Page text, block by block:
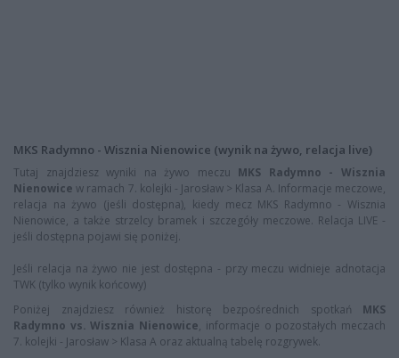
MKS Radymno - Wisznia Nienowice (wynik na żywo, relacja live)
Tutaj znajdziesz wyniki na żywo meczu MKS Radymno - Wisznia
Nienowice w ramach 7. kolejki - Jarosław > Klasa A. Informacje meczowe,
relacja na żywo (jeśli dostępna), kiedy mecz MKS Radymno - Wisznia
Nienowice, a także strzelcy bramek i szczegóły meczowe. Relacja LIVE -
jeśli dostępna pojawi się poniżej.
Jeśli relacja na żywo nie jest dostępna - przy meczu widnieje adnotacja
TWK (tylko wynik końcowy)
Poniżej znajdziesz również historę bezpośrednich spotkań MKS
Radymno vs. Wisznia Nienowice, informacje o pozostałych meczach
7. kolejki - Jarosław > Klasa A oraz aktualną tabelę rozgrywek.